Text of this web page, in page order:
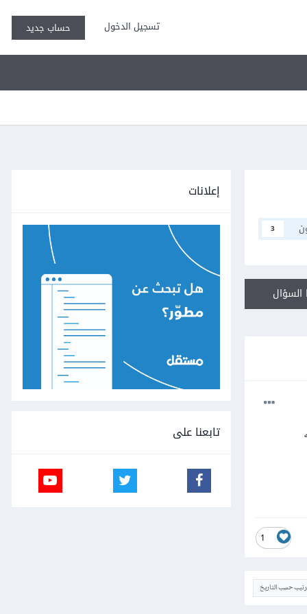
تسجيل الدخول حساب جديد
3
1
حسب التاريخ
إعلانات
تابعنا على